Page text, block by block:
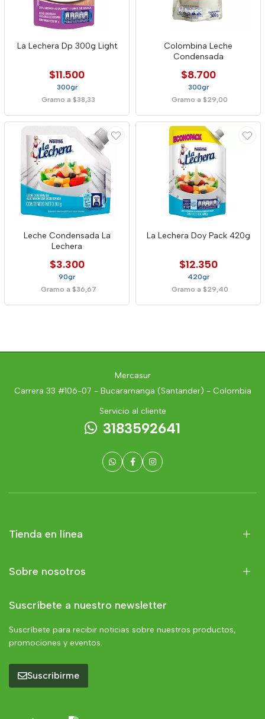
La Lechera Dp 300g Light
$11.500
300gr
Gramo a $38,33
Colombina Leche
Condensada
$8.700
300gr
Gramo a $29,00
Leche Condensada La
Lechera
$3.300
90gr
Gramo a $36,67
La Lechera Doy Pack 420g
$12.350
420gr
Gramo a $29,40
Mercasur
Carrera 33 #106-07 - Bucaramanga (Santander) - Colombia
Servicio al cliente
3183592641
Tienda en línea
Sobre nosotros
Suscríbete a nuestro newsletter
Suscríbete para recibir noticias sobre nuestros productos,
promociones y eventos.
Suscribirme